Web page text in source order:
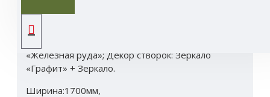
Материал корпуса и створок: ЛДСП «Сосна
«Железная руда»; Декор створок: Зеркало
«Графит» + Зеркало.
Ширина:1700мм,